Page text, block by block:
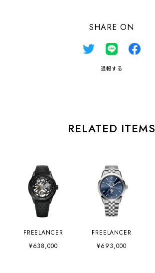
SHARE ON
通報する
RELATED ITEMS
FREELANCER
¥638,000
FREELANCER
¥693,000